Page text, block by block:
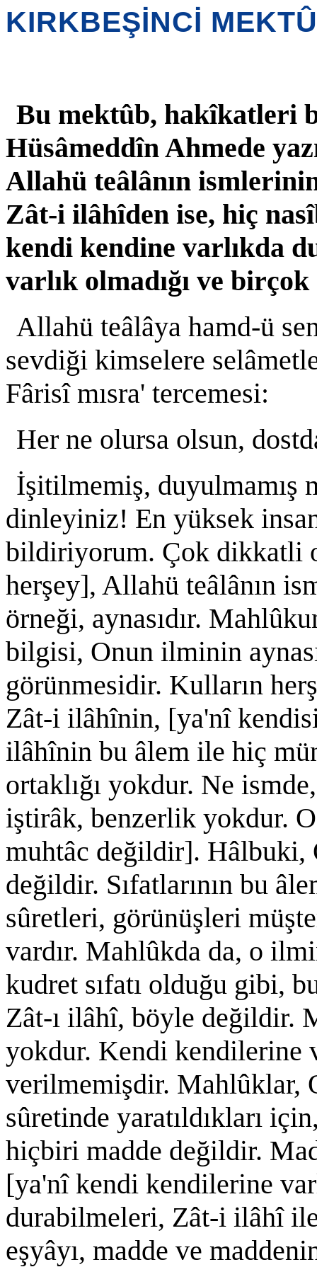
KIRKBEŞİNCİ
Bu mektûb, hakîkatleri
Hüsâmeddîn Ahmede
Allahü teâlânın
Zât-i ilâhîden ise, hiç
kendi kendine varlıkda
varlık olmadığı ve
Allahü teâlâya hamd-ü
sevdiği kimselere
Fârisî mısra' tercemesi:
Her ne olursa olsun,
İşitilmemiş, duyulmamış
dinleyiniz! En yüksek
bildiriyorum. Çok dikkatli
herşey], Allahü teâlânın
örneği, aynasıdır.
bilgisi, Onun ilminin
görünmesidir. Kulların
Zât-i ilâhînin, [ya'nî
ilâhînin bu âlem ile hiç
ortaklığı yokdur. Ne
iştirâk, benzerlik yokdur.
muhtâc değildir]. Hâlbuki,
değildir. Sıfatlarının bu
sûretleri, görünüşleri
vardır. Mahlûkda da, o
kudret sıfatı olduğu gibi,
Zât-ı ilâhî, böyle değildir.
yokdur. Kendi kendilerine
verilmemişdir. Mahlûklar,
sûretinde yaratıldıkları
hiçbiri madde değildir.
[ya'nî kendi kendilerine
durabilmeleri, Zât-i ilâhî
eşyâyı, madde ve